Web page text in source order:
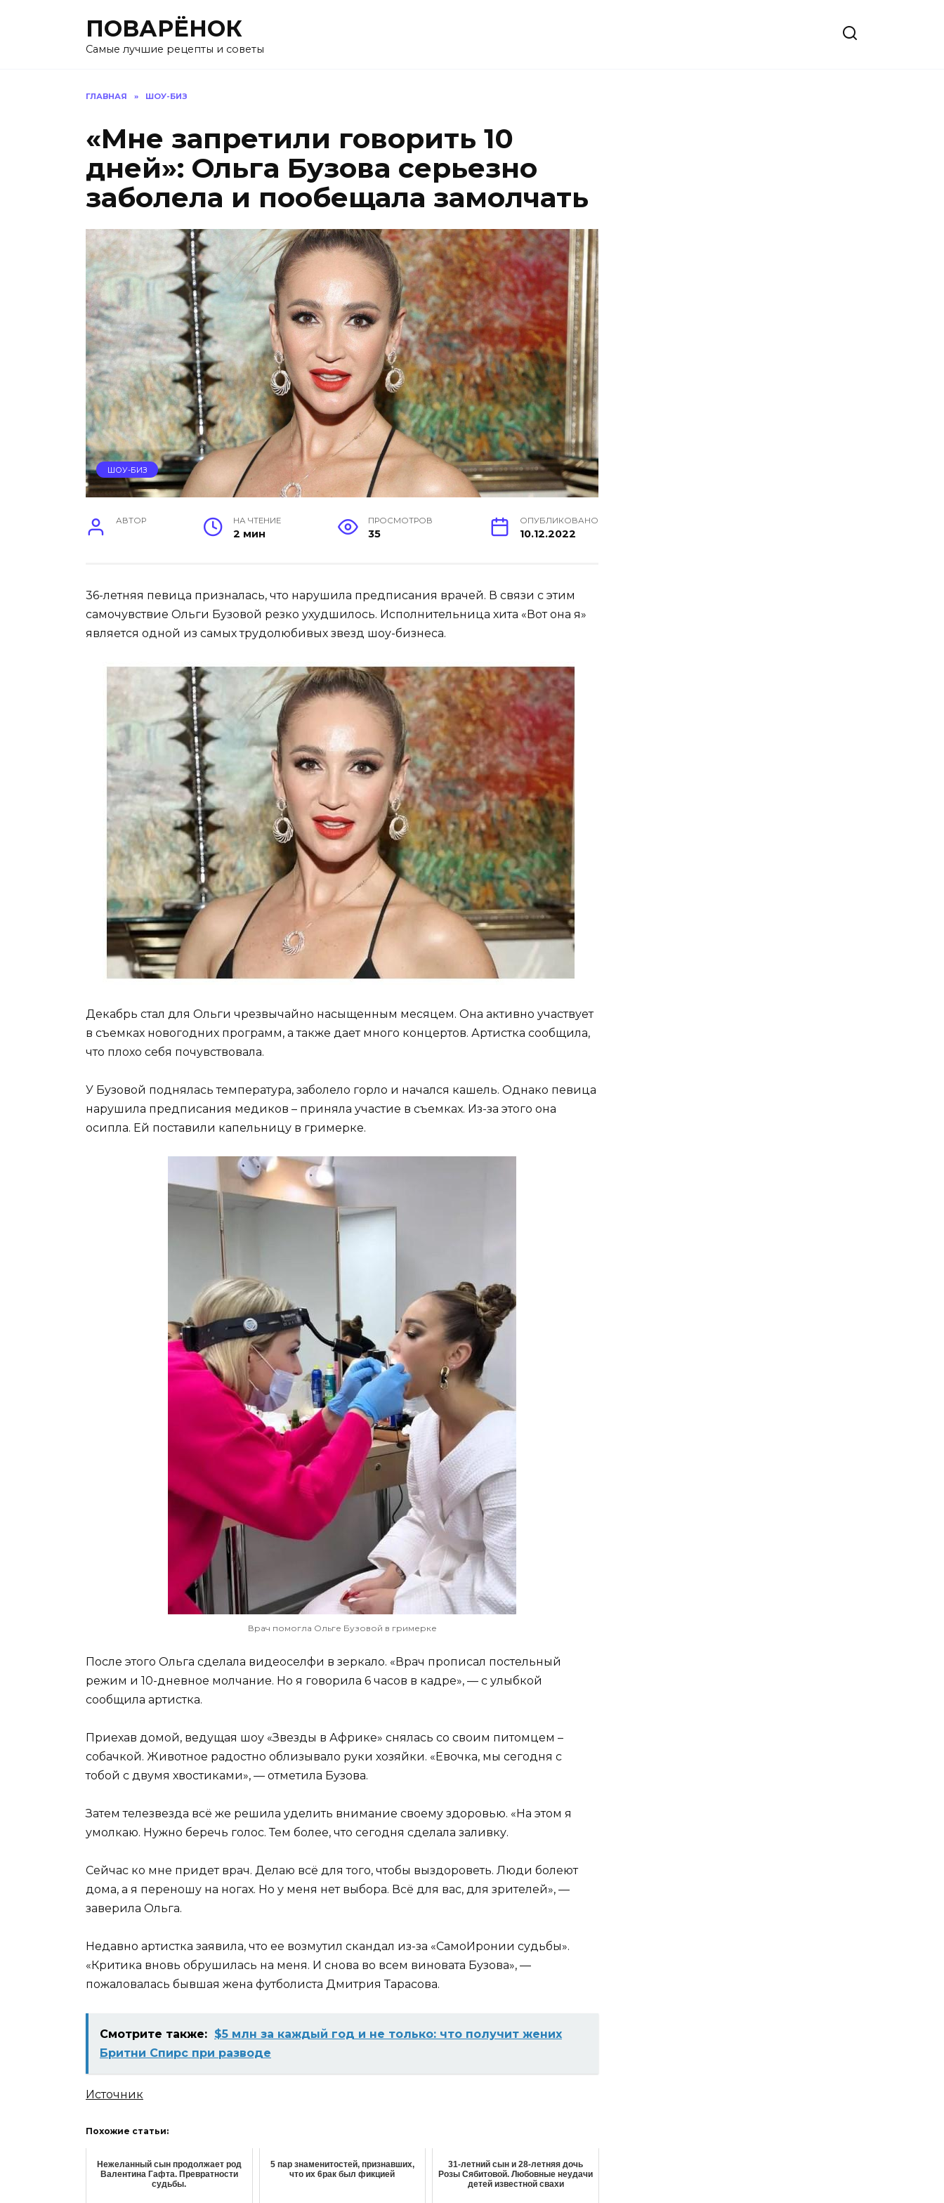
ПОВАРЁНОК
Самые лучшие рецепты и советы
ГЛАВНАЯ » ШОУ-БИЗ
«Мне запретили говорить 10
дней»: Ольга Бузова серьезно
заболела и пообещала замолчать
ШОУ-БИЗ
АВТОР НА ЧТЕНИЕ
2 мин
ПРОСМОТРОВ
35
ОПУБЛИКОВАНО
10.12.2022
36-летняя певица призналась, что нарушила предписания врачей. В связи с этим
самочувствие Ольги Бузовой резко ухудшилось. Исполнительница хита «Вот она я»
является одной из самых трудолюбивых звезд шоу-бизнеса.
Декабрь стал для Ольги чрезвычайно насыщенным месяцем. Она активно участвует
в съемках новогодних программ, а также дает много концертов. Артистка сообщила,
что плохо себя почувствовала.
У Бузовой поднялась температура, заболело горло и начался кашель. Однако певица
нарушила предписания медиков – приняла участие в съемках. Из-за этого она
осипла. Ей поставили капельницу в гримерке.
Врач помогла Ольге Бузовой в гримерке
После этого Ольга сделала видеоселфи в зеркало. «Врач прописал постельный
режим и 10-дневное молчание. Но я говорила 6 часов в кадре», — с улыбкой
сообщила артистка.
Приехав домой, ведущая шоу «Звезды в Африке» снялась со своим питомцем –
собачкой. Животное радостно облизывало руки хозяйки. «Евочка, мы сегодня с
тобой с двумя хвостиками», — отметила Бузова.
Затем телезвезда всё же решила уделить внимание своему здоровью. «На этом я
умолкаю. Нужно беречь голос. Тем более, что сегодня сделала заливку.
Сейчас ко мне придет врач. Делаю всё для того, чтобы выздороветь. Люди болеют
дома, а я переношу на ногах. Но у меня нет выбора. Всё для вас, для зрителей», —
заверила Ольга.
Недавно артистка заявила, что ее возмутил скандал из-за «СамоИронии судьбы».
«Критика вновь обрушилась на меня. И снова во всем виновата Бузова», —
пожаловалась бывшая жена футболиста Дмитрия Тарасова.
Смотрите также: $5 млн за каждый год и не только: что получит жених
Бритни Спирс при разводе
Источник
Похожие статьи:
Нежеланный сын продолжает род
Валентина Гафта. Превратности
судьбы.
5 пар знаменитостей, признавших,
что их 6pак был фикцией
31-летний сын и 28-летняя дочь
Розы Сябитовой. Любовные неудачи
детей известной свахи